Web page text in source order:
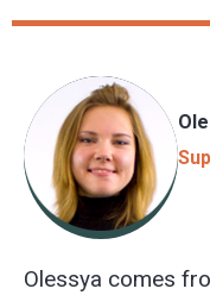
Olessya comes